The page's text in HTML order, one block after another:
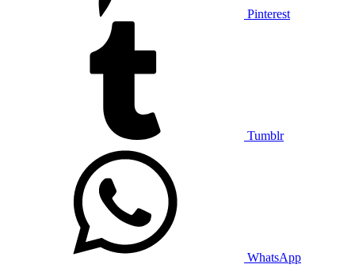
Pinterest
Tumblr
WhatsApp